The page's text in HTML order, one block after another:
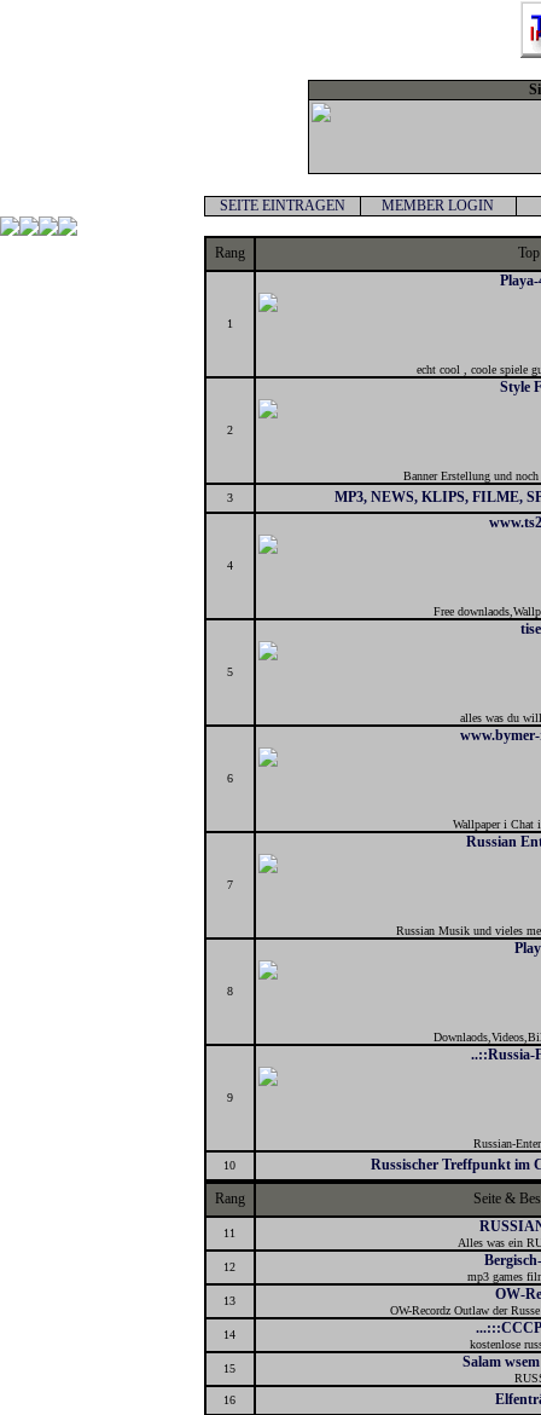
SEITE EINTRAGEN MEMBER LOGIN
Rang
1
echt cool , coole spiele
2
Style
Banner Erstellung und
3
MP3, NEWS, KLIPS, FILME,
4
Free
5
alles was du
6
Wallpaper i Chat
7
Russian
Russian Musik und vieles
8
9
..::Russia-
Russian-
10
Russischer Treffpunkt im
Rang
Seite &
11
Alles was ein
12
mp3 games
13
OW-
OW-Recordz Outlaw der
14
kostenlose
15
Salam
16